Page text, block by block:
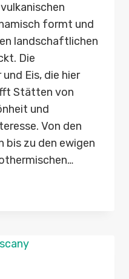
formt und
landschaftlichen
Die
Eis, die hier
Stätten von
und
Von den
bis zu den ewigen